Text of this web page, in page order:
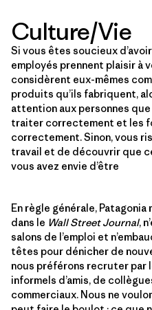
Culture/Vie
Si vous êtes soucieux
employés prennent plaisir à
considèrent eux-mêmes
produits qu’ils fabriquent,
attention aux personnes
traiter correctement et les
correctement. Sinon, vous
travail et de découvrir que
vous avez envie d’être
En règle générale, Patagonia
dans le Wall Street Journal,
salons de l’emploi et
têtes pour dénicher de
nous préférons recruter par
informels d’amis, de
commerciaux. Nous ne